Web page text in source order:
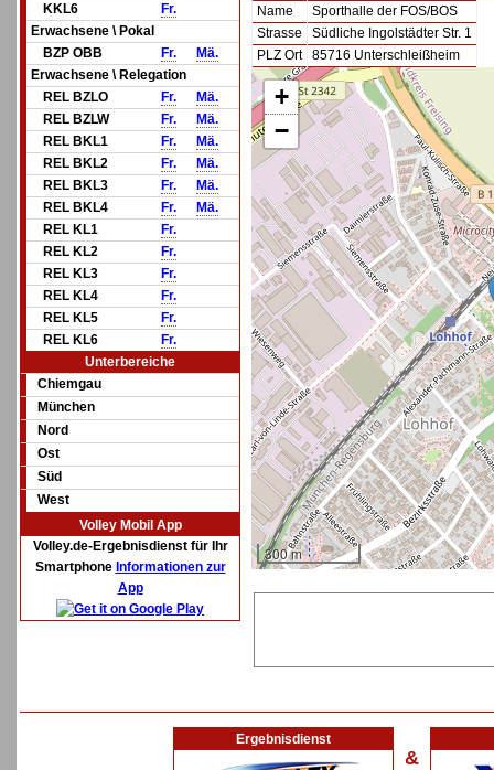
KKL6
Fr.
Erwachsene \ Pokal
BZP OBB
Fr.
Mä.
Erwachsene \ Relegation
REL BZLO
Fr.
Mä.
REL BZLW
Fr.
Mä.
REL BKL1
Fr.
Mä.
REL BKL2
Fr.
Mä.
REL BKL3
Fr.
Mä.
REL BKL4
Fr.
Mä.
REL KL1
Fr.
REL KL2
Fr.
REL KL3
Fr.
REL KL4
Fr.
REL KL5
Fr.
REL KL6
Fr.
Unterbereiche
Chiemgau
München
Nord
Ost
Süd
West
Volley Mobil App
Volley.de-Ergebnisdienst für Ihr
Smartphone Informationen zur
App
Name
Sporthalle der FOS/BOS
Strasse
Südliche Ingolstädter Str. 1
PLZ Ort
85716 Unterschleißheim
+
−
300 m
Ergebnisdienst
&